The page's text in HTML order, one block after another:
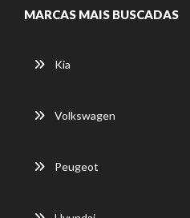
MARCAS MAIS BUSCADAS
Kia
Volkswagen
Peugeot